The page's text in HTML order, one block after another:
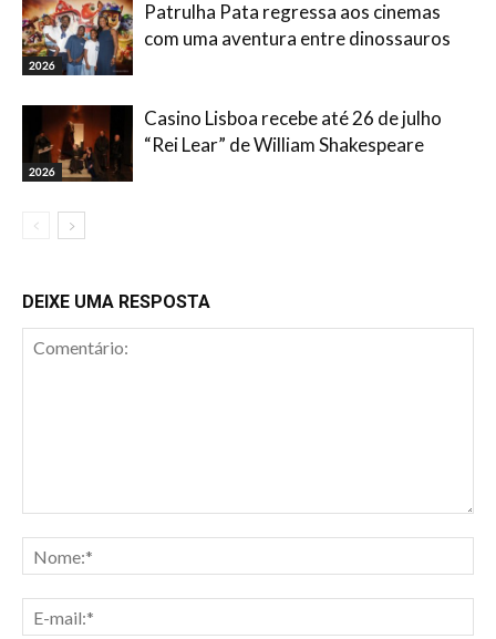
2026
Patrulha Pata regressa aos cinemas
com uma aventura entre dinossauros
2026
Casino Lisboa recebe até 26 de julho
“Rei Lear” de William Shakespeare
DEIXE UMA RESPOSTA